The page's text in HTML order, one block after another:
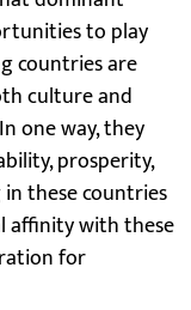
to play
countries are
culture and
one way, they
prosperity,
these countries
affinity with these
for